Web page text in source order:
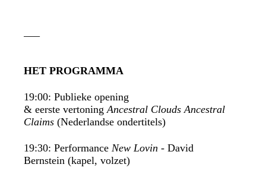
HET PROGRAMMA
19:00: Publieke opening
& eerste vertoningAncestral Clouds Ancestral
Claims (Nederlandse ondertitels)
19:30: Performance New Lovin - David
Bernstein (kapel, volzet)